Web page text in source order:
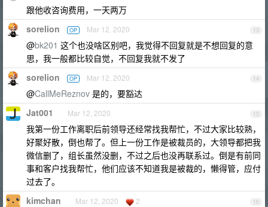
跟他收咨询费用，一天两万
13
sorelion OP Mar 12, 2020
@bk201 这个也没啥区别吧，我觉得不回复就是不想回复的意
思，我一般都比较自觉，不回复我就不发了
14
sorelion OP Mar 12, 2020
@CallMeReznov 是的，要豁达
15
Jat001 Mar 12, 2020
我第一份工作离职后前领导还经常找我帮忙，不过大家比较熟，
好聚好散，倒也帮了。但上一份工作是被裁员的，大领导都把我
微信删了，组长虽然没删，不过之后也没再联系过。倒是有前同
事和客户找我帮忙，他们应该不知道我是被裁的，懒得管，应付
过去了。
16
kimchan Mar 12, 2020 2